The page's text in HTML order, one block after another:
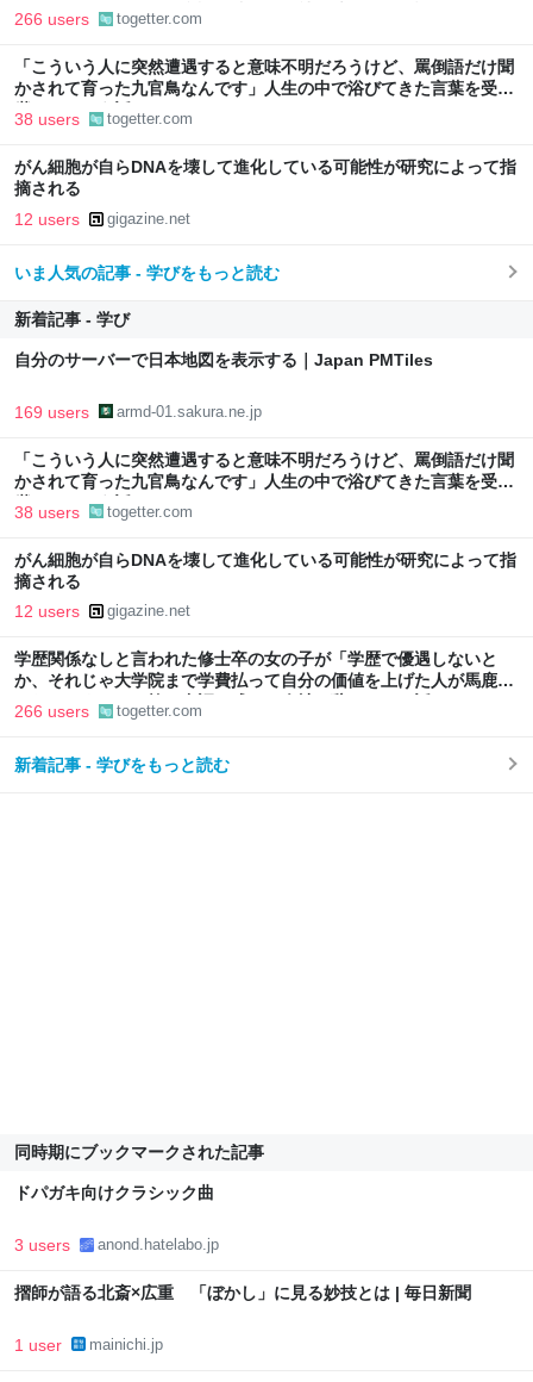
ゃないですか」と捨て台詞を残して会社を辞めてった話
266 users togetter.com
「こういう人に突然遭遇すると意味不明だろうけど、罵倒語だけ聞
かされて育った九官鳥なんです」人生の中で浴びてきた言葉を受け
継いでしまう話
38 users togetter.com
がん細胞が自らDNAを壊して進化している可能性が研究によって指
摘される
12 users gigazine.net
いま人気の記事 - 学びをもっと読む
新着記事 - 学び
自分のサーバーで日本地図を表示する｜Japan PMTiles
169 users armd-01.sakura.ne.jp
「こういう人に突然遭遇すると意味不明だろうけど、罵倒語だけ聞
かされて育った九官鳥なんです」人生の中で浴びてきた言葉を受け
継いでしまう話
38 users togetter.com
がん細胞が自らDNAを壊して進化している可能性が研究によって指
摘される
12 users gigazine.net
学歴関係なしと言われた修士卒の女の子が「学歴で優遇しないと
か、それじゃ大学院まで学費払って自分の価値を上げた人が馬鹿じ
ゃないですか」と捨て台詞を残して会社を辞めてった話
266 users togetter.com
新着記事 - 学びをもっと読む
同時期にブックマークされた記事
ドパガキ向けクラシック曲
3 users anond.hatelabo.jp
摺師が語る北斎×広重 「ぼかし」に見る妙技とは | 毎日新聞
1 user mainichi.jp